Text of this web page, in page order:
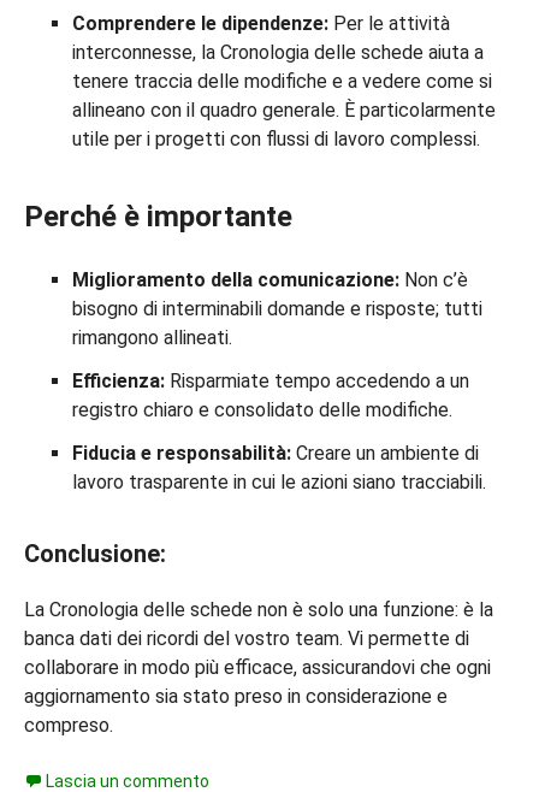
Comprendere le dipendenze: Per le attività
interconnesse, la Cronologia delle schede aiuta a
tenere traccia delle modifiche e a vedere come si
allineano con il quadro generale. È particolarmente
utile per i progetti con flussi di lavoro complessi.
Perché è importante
Miglioramento della comunicazione: Non c’è
bisogno di interminabili domande e risposte; tutti
rimangono allineati.
Efficienza: Risparmiate tempo accedendo a un
registro chiaro e consolidato delle modifiche.
Fiducia e responsabilità: Creare un ambiente di
lavoro trasparente in cui le azioni siano tracciabili.
Conclusione:
La Cronologia delle schede non è solo una funzione: è la
banca dati dei ricordi del vostro team. Vi permette di
collaborare in modo più efficace, assicurandovi che ogni
aggiornamento sia stato preso in considerazione e
compreso.
Lascia un commento